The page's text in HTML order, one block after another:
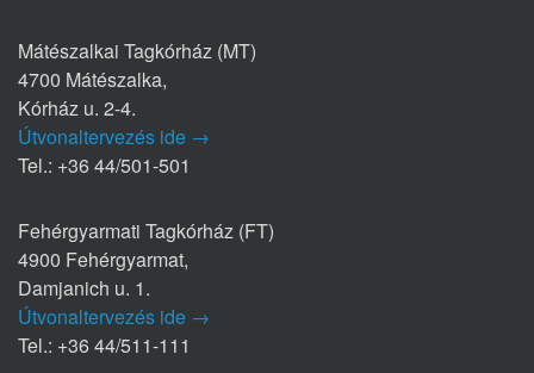
Mátészalkai Tagkórház (MT)
4700 Mátészalka,
Kórház u. 2-4.
Útvonaltervezés ide →
Tel.: +36 44/501-501
Fehérgyarmati Tagkórház (FT)
4900 Fehérgyarmat,
Damjanich u. 1.
Útvonaltervezés ide →
Tel.: +36 44/511-111